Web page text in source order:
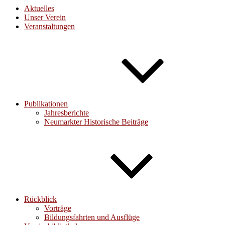
Aktuelles
Unser Verein
Veranstaltungen
Publikationen
Jahresberichte
Neumarkter Historische Beiträge
Rückblick
Vorträge
Bildungsfahrten und Ausflüge